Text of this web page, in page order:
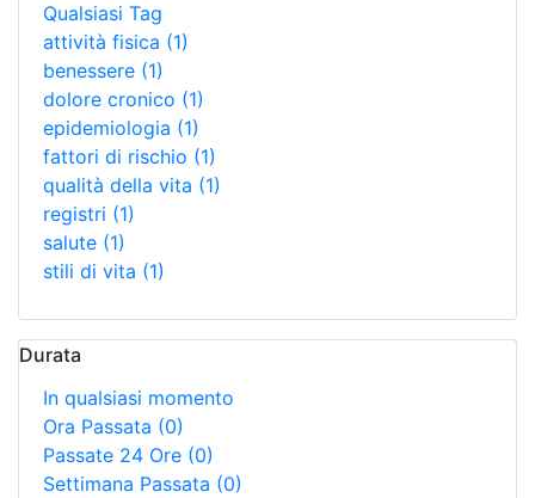
Qualsiasi Tag
attività fisica (1)
benessere (1)
dolore cronico (1)
epidemiologia (1)
fattori di rischio (1)
qualità della vita (1)
registri (1)
salute (1)
stili di vita (1)
Durata
In qualsiasi momento
Ora Passata (0)
Passate 24 Ore (0)
Settimana Passata (0)